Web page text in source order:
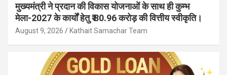
मुख्यमंत्री ने प्रदान की विकास योजनाओं के साथ ही कुम्भ
मेला-2027 के कार्यों हेतु ₹ 80.96 करोड़ की वित्तीय स्वीकृति।
August 9, 2026 Kathait Samachar Team